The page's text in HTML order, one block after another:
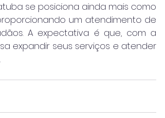
se posiciona ainda mais como
um atendimento de
A expectativa é que, com a
expandir seus serviços e atender